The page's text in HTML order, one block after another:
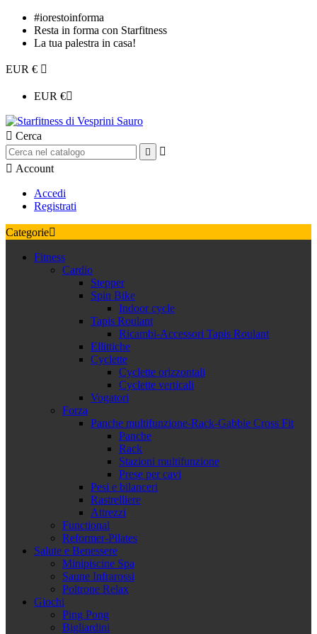
#iorestoinforma
Resta in forma con Starfitness
La tua palestra in casa!
EUR € 
EUR €
 Cerca


 Account
Accedi
Registrati
Categorie
Fitness
Cardio
Stepper
Spin Bike
Indoor cycle
Tapis Roulant
Ricambi-Accessori Tapis Roulant
Ellittiche
Cyclette
Cyclette orizzontali
Cyclette verticali
Vogatori
Forza
Panche multifunzione-Rack-Gabbie Cross Fit
Panche
Rack
Stazioni multifunzione
Prese per cavi
Pesi e bilanceri
Rastrelliere
Attrezzi
Functional
Reformer-Pilates
Salute e Benessere
Minipiscine Spa
Saune Infrarossi
Poltrone Relax
Giochi
Ping Pong
Bigliardini